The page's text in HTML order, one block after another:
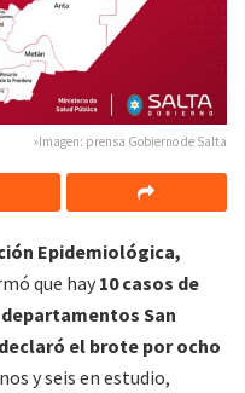
»Imagen: prensa Gobierno de Salta
Epidemiológica,
que hay 10 casos de
San
el brote por ocho
y seis en estudio,